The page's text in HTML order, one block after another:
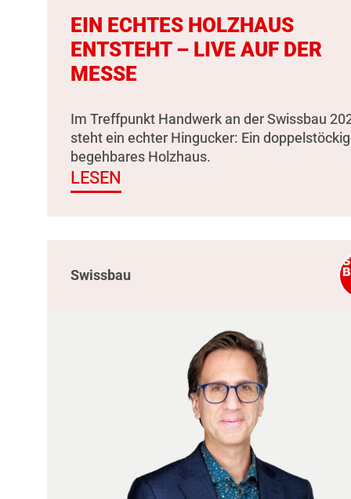
EIN ECHTES HOLZHAUS
ENTSTEHT – LIVE AUF DER
MESSE
Im Treffpunkt Handwerk an der Swissbau
steht ein echter Hingucker: Ein
begehbares Holzhaus.
LESEN
Swissbau